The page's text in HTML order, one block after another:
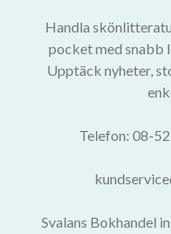
Handla
pocket med snabb
Upptäck nyheter,
Telefon: 08-
Svalans Bokhandel